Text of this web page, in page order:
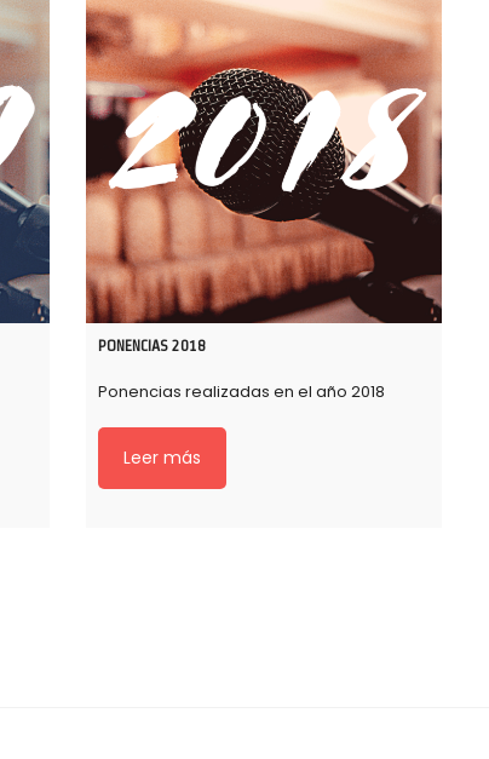
PONENCIAS 2018
Ponencias realizadas en el año 2018
Leer más